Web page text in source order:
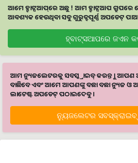
ଆମେ ହ୍ବାଟ୍ସଆପ୍‌ରେ ଅଛୁ ! ଆମ ହ୍ବାଟ୍ସଆପ
ଆବଶ୍ୟକ ହେଉଥିବା ସବୁ ଗୁରୁତ୍ବପୂର୍ଣ୍ଣ ଅପଡେଟ୍‌
ହ୍ବାଟ୍ସଆପରେ ଜଏନ
ଆମ ନ୍ୟୁଜଲେଟରକୁ ସବସ୍କ୍ରାଇବ୍ କରନ୍ତୁ । ଆପଣ
ବାଛିବେ ଏବଂ ଆମେ ଆପଣଙ୍କୁ ବଛା ବଛା ନ୍ୟୁଜ ଓ
ଲାଟେଷ୍ଟ ଅପଡେଟ୍‌ ପଠାଇଦେବୁ ।
ନ୍ୟୁଜଲେଟର